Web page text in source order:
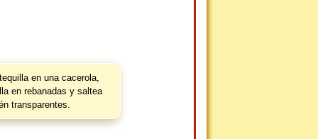
en una cacerola,
en rebanadas y saltea
transparentes.